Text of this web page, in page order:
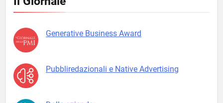
Generative Business Award
Pubbliredazionali e Native Advertising